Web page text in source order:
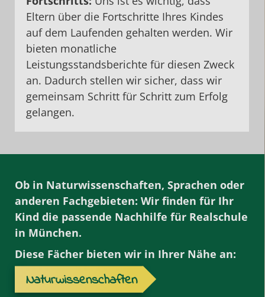
Eltern über die Fortschritte Ihres Kindes
auf dem Laufenden gehalten werden. Wir
bieten monatliche
Leistungsstandsberichte für diesen Zweck
an. Dadurch stellen wir sicher, dass wir
gemeinsam Schritt für Schritt zum Erfolg
gelangen.
Ob in Naturwissenschaften, Sprachen oder
anderen Fachgebieten: Wir finden für Ihr
Kind die passende Nachhilfe für Realschule
in München.
Diese Fächer bieten wir in Ihrer Nähe an:
Naturwissenschaften